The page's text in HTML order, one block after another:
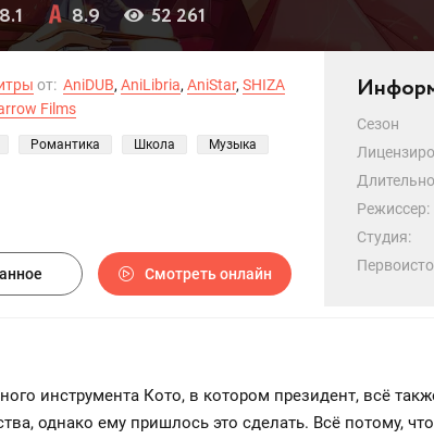
8.1 8.9 52 261
от: AniDUB, AniLibria, AniStar, SHIZA
Films
Романтика Школа Музыка
Смотреть онлайн
Сезон
Режиссер:
Студия:
инструмента Кото, в котором президент, всё
однако ему пришлось это сделать. Всё потому,